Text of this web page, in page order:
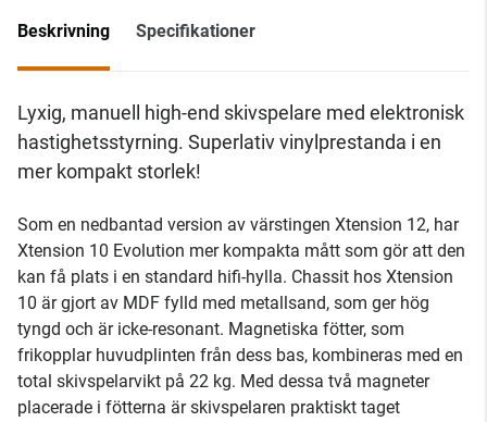
Beskrivning Specifikationer
Lyxig, manuell high-end skivspelare med elektronisk
hastighetsstyrning. Superlativ vinylprestanda i en
mer kompakt storlek!
Som en nedbantad version av värstingen Xtension 12, har
Xtension 10 Evolution mer kompakta mått som gör att den
kan få plats i en standard hifi-hylla. Chassit hos Xtension
10 är gjort av MDF fylld med metallsand, som ger hög
tyngd och är icke-resonant. Magnetiska fötter, som
frikopplar huvudplinten från dess bas, kombineras med en
total skivspelarvikt på 22 kg. Med dessa två magneter
placerade i fötterna är skivspelaren praktiskt taget